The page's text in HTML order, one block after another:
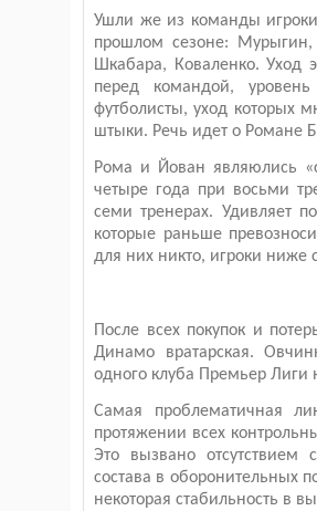
Ушли же из команды
прошлом сезоне: Мурыгин,
Шкабара, Коваленко. Уход
перед командой,
футболисты, уход которых
штыки. Речь идет о Романе
Рома и Йован являюлись
четыре года при восьми
семи тренерах. Удивляет
которые раньше
для них никто, игроки ниже
После всех покупок и
Динамо вратарская.
одного клуба Премьер Лиги
Самая проблематичная
протяжении всех
Это вызвано отсутствием
состава в оборонительных
некоторая стабильность в